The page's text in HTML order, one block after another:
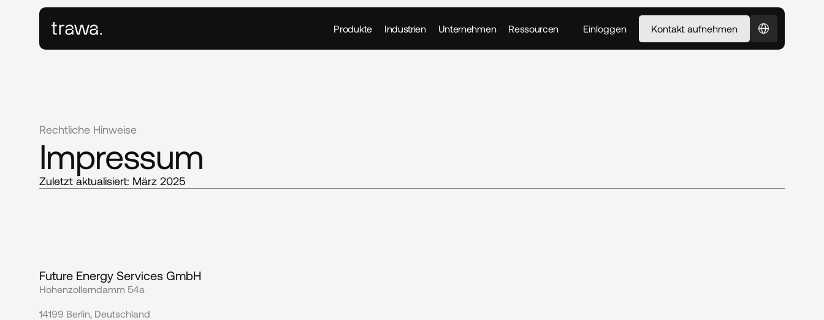
Produkte Industrien Unternehmen Ressourcen Einloggen Kontakt aufnehmen
Select Language
Rechtliche Hinweise
Impressum
Zuletzt aktualisiert: März 2025
Future Energy Services GmbH
Hohenzollerndamm 54a
14199 Berlin, Deutschland